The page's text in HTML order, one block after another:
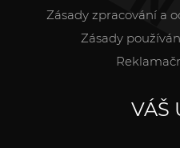
Zásady zpracování a
Zásady
VÁŠ